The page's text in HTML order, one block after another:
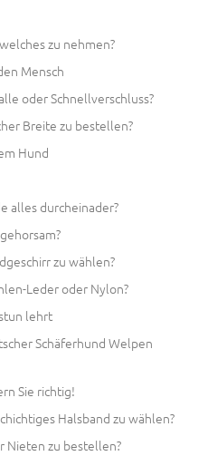
zu nehmen?
Mensch
oder Schnellverschluss?
Breite zu bestellen?
Hund
alles durcheinader?
zu wählen?
Leder oder Nylon?
lehrt
Schäferhund Welpen
Sie richtig!
Halsband zu wählen?
Nieten zu bestellen?